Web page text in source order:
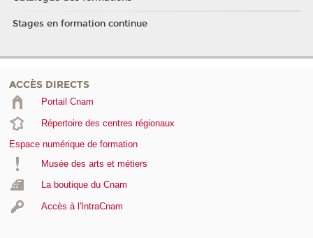
Stages en formation continue
ACCÈS DIRECTS
Portail Cnam
Répertoire des centres régionaux
Espace numérique de formation
Musée des arts et métiers
La boutique du Cnam
Accès à l'IntraCnam